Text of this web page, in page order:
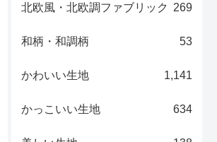
北欧風・北欧調ファブリック 269
和柄・和調柄 53
かわいい生地 1,141
かっこいい生地 634